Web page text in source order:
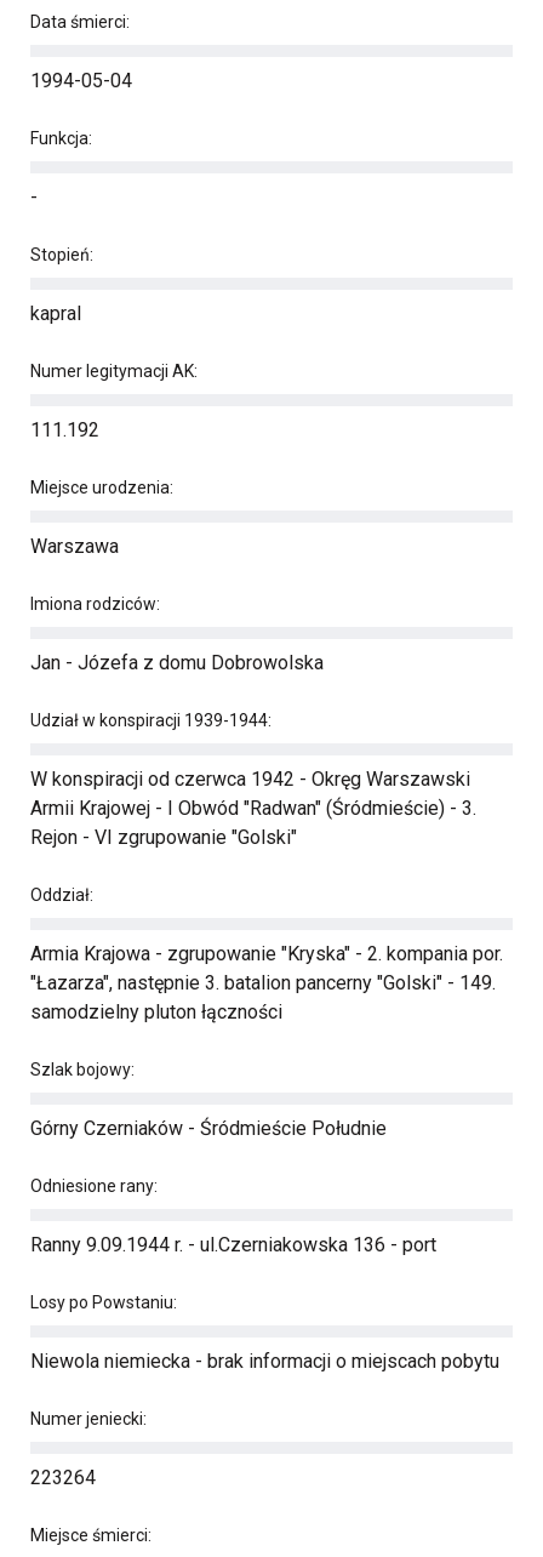
Data śmierci:
1994-05-04
Funkcja:
-
Stopień:
kapral
Numer legitymacji AK:
111.192
Miejsce urodzenia:
Warszawa
Imiona rodziców:
Jan - Józefa z domu Dobrowolska
Udział w konspiracji 1939-1944:
W konspiracji od czerwca 1942 - Okręg Warszawski
Armii Krajowej - I Obwód "Radwan" (Śródmieście) - 3.
Rejon - VI zgrupowanie "Golski"
Oddział:
Armia Krajowa - zgrupowanie "Kryska" - 2. kompania por.
"Łazarza", następnie 3. batalion pancerny "Golski" - 149.
samodzielny pluton łączności
Szlak bojowy:
Górny Czerniaków - Śródmieście Południe
Odniesione rany:
Ranny 9.09.1944 r. - ul.Czerniakowska 136 - port
Losy po Powstaniu:
Niewola niemiecka - brak informacji o miejscach pobytu
Numer jeniecki:
223264
Miejsce śmierci: